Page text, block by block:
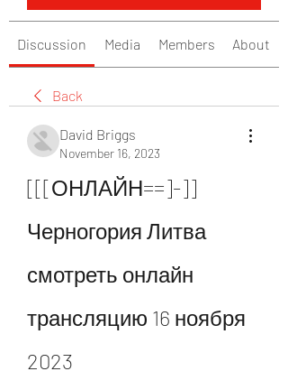
Discussion Media Members About
Back
David Briggs
November 16, 2023
[[[ОНЛАЙН==]-]]
Черногория Литва
смотреть онлайн
трансляцию 16 ноября
2023